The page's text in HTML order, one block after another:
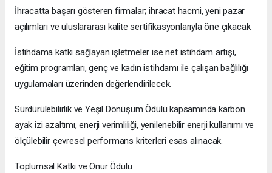
İhracatta başarı gösteren firmalar; ihracat hacmi, yeni pazar
açılımları ve uluslararası kalite sertifikasyonlarıyla öne çıkacak.
İstihdama katkı sağlayan işletmeler ise net istihdam artışı,
eğitim programları, genç ve kadın istihdamı ile çalışan bağlılığı
uygulamaları üzerinden değerlendirilecek.
Sürdürülebilirlik ve Yeşil Dönüşüm Ödülü kapsamında karbon
ayak izi azaltımı, enerji verimliliği, yenilenebilir enerji kullanımı ve
ölçülebilir çevresel performans kriterleri esas alınacak.
Toplumsal Katkı ve Onur Ödülü